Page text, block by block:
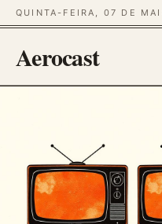
QUINTA-FEIRA, 07 DE
Aerocast